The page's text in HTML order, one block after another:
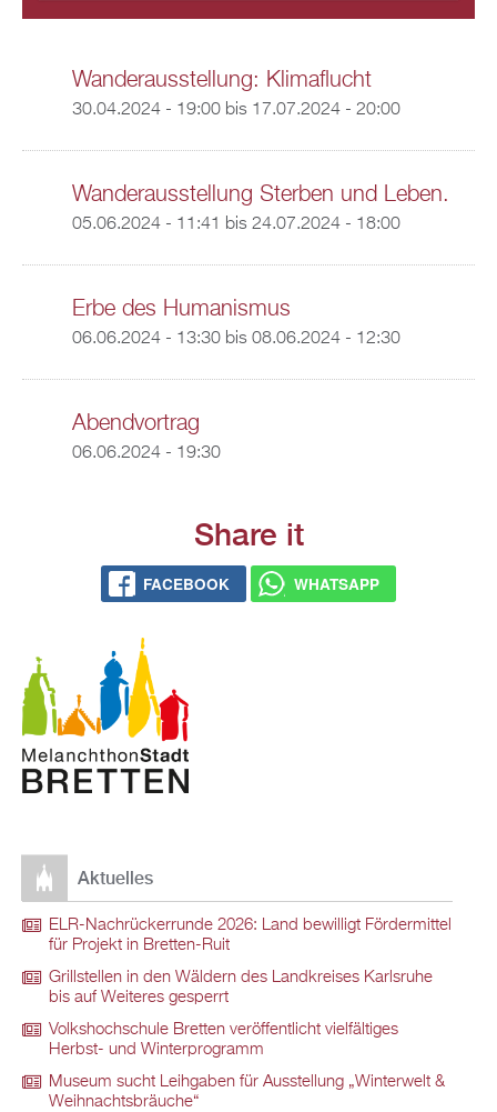
Wanderausstellung: Klimaflucht
30.04.2024 - 19:00bis 17.07.2024 - 20:00
Wanderausstellung Sterben und Leben.
05.06.2024 - 11:41 bis 24.07.2024 - 18:00
Erbe des Humanismus
06.06.2024 - 13:30bis 08.06.2024 - 12:30
Abendvortrag
06.06.2024 - 19:30
Share it
FACEBOOK WHATSAPP
Aktuelles
ELR-Nachrückerrunde 2026: Land bewilligt Fördermittel
für Projekt in Bretten-Ruit
Grillstellen in den Wäldern des Landkreises Karlsruhe
bis auf Weiteres gesperrt
Volkshochschule Bretten veröffentlicht vielfältiges
Herbst- und Winterprogramm
Museum sucht Leihgaben für Ausstellung „Winterwelt &
Weihnachtsbräuche“